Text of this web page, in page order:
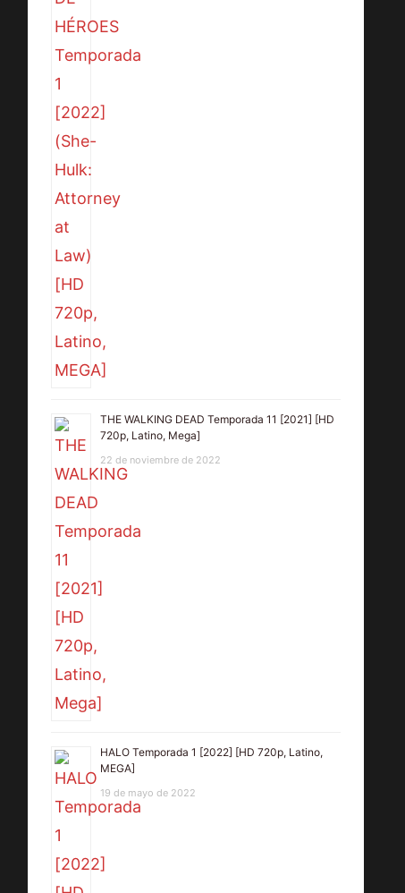
THE WALKING DEAD Temporada 11 [2021] [HD
720p, Latino, Mega]
22 de noviembre de 2022
HALO Temporada 1 [2022] [HD 720p, Latino,
MEGA]
19 de mayo de 2022